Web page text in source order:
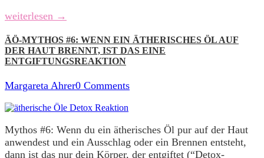
weiterlesen →
ÄÖ-MYTHOS #6: WENN EIN ÄTHERISCHES ÖL AUF
DER HAUT BRENNT, IST DAS EINE
ENTGIFTUNGSREAKTION
Margareta Ahrer0 Comments
Mythos #6: Wenn du ein ätherisches Öl pur auf der Haut
anwendest und ein Ausschlag oder ein Brennen entsteht,
dann ist das nur dein Körper, der entgiftet (“Detox-